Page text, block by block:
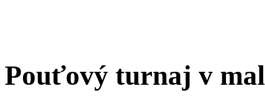
Pouťový turnaj v